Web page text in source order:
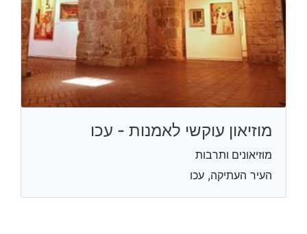
מוזיאון עוקשי לאמנות - עכו
מוזיאונים ותרבות
העיר העתיקה, עכו